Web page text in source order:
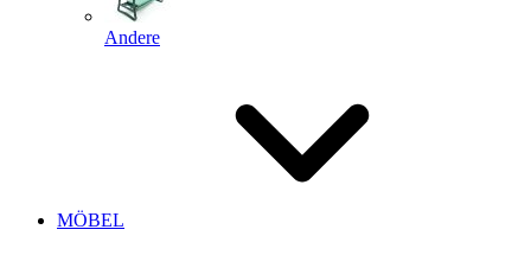
Andere
MÖBEL